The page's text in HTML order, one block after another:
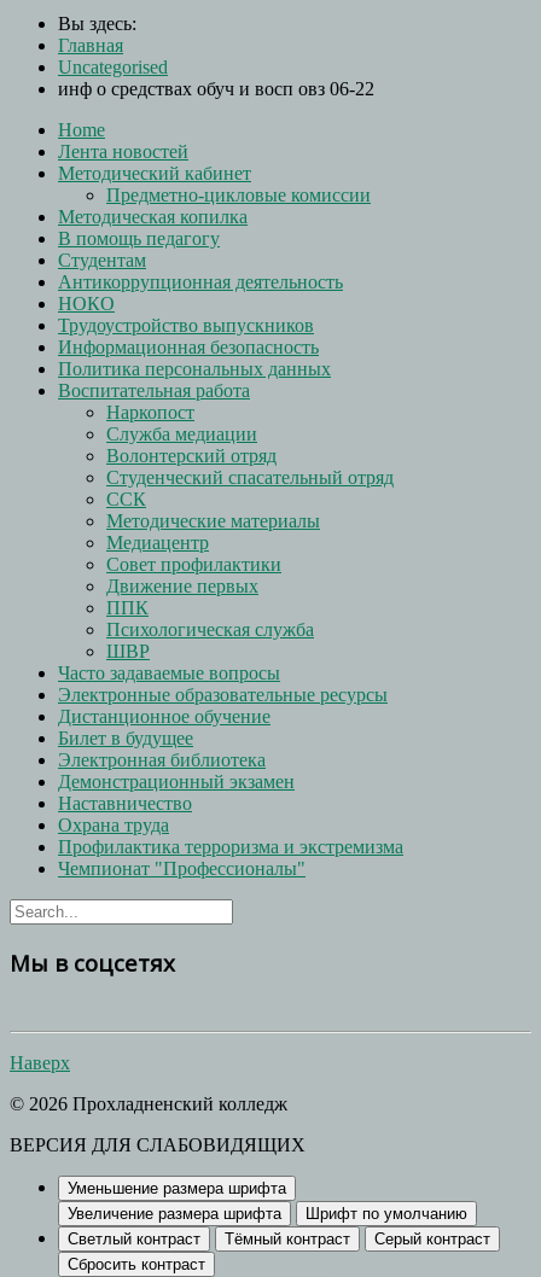
Вы здесь:
Главная
Uncategorised
инф о средствах обуч и восп овз 06-22
Home
Лента новостей
Методический кабинет
Предметно-цикловые комиссии
Методическая копилка
В помощь педагогу
Студентам
Антикоррупционная деятельность
НОКО
Трудоустройство выпускников
Информационная безопасность
Политика персональных данных
Воспитательная работа
Наркопост
Служба медиации
Волонтерский отряд
Студенческий спасательный отряд
ССК
Методические материалы
Медиацентр
Совет профилактики
Движение первых
ППК
Психологическая служба
ШВР
Часто задаваемые вопросы
Электронные образовательные ресурсы
Дистанционное обучение
Билет в будущее
Электронная библиотека
Демонстрационный экзамен
Наставничество
Охрана труда
Профилактика терроризма и экстремизма
Чемпионат "Профессионалы"
Мы в соцсетях
Наверх
© 2026 Прохладненский колледж
ВЕРСИЯ ДЛЯ СЛАБОВИДЯЩИХ
Уменьшение размера шрифта
Увеличение размера шрифта
Шрифт по умолчанию
Светлый контраст
Тёмный контраст
Серый контраст
Сбросить контраст